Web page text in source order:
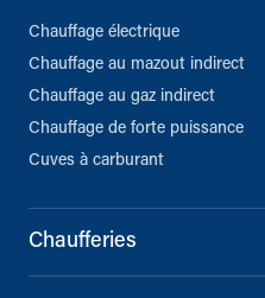
Chauffage électrique
Chauffage au mazout indirect
Chauffage au gaz indirect
Chauffage de forte puissance
Cuves à carburant
Chaufferies